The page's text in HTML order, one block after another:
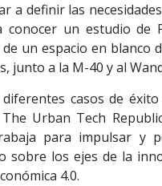
a definir las
conocer un estudio de
un espacio en blanco
junto a la M-40 y al
diferentes casos de
Urban Tech
para impulsar y
sobre los ejes de la
4.0.